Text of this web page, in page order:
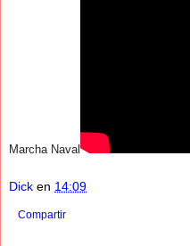
Marcha Naval
Dick en 14:09
Compartir